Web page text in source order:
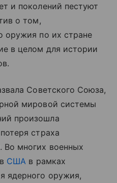
и поколений пестуют
о том,
оружия по их стране
в целом для истории
Советского Союза,
мировой системы
произошла
страха
многих военных
США в рамках
ядерного оружия,